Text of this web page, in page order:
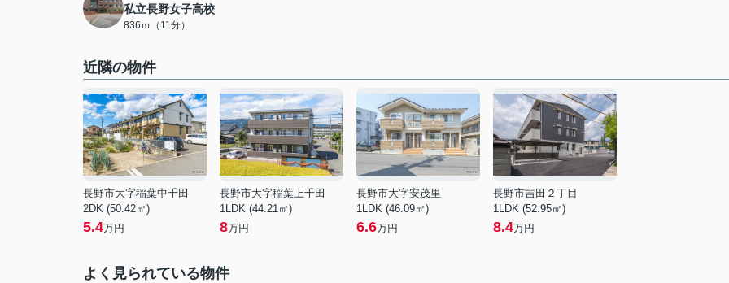
私立長野女子高校
836ｍ（11分）
近隣の物件
長野市大字稲葉中千田
2DK (50.42㎡)
5.4万円
長野市大字稲葉上千田
1LDK (44.21㎡)
8万円
長野市大字安茂里
1LDK (46.09㎡)
6.6万円
長野市吉田２丁目
1LDK (52.95㎡)
8.4万円
よく見られている物件